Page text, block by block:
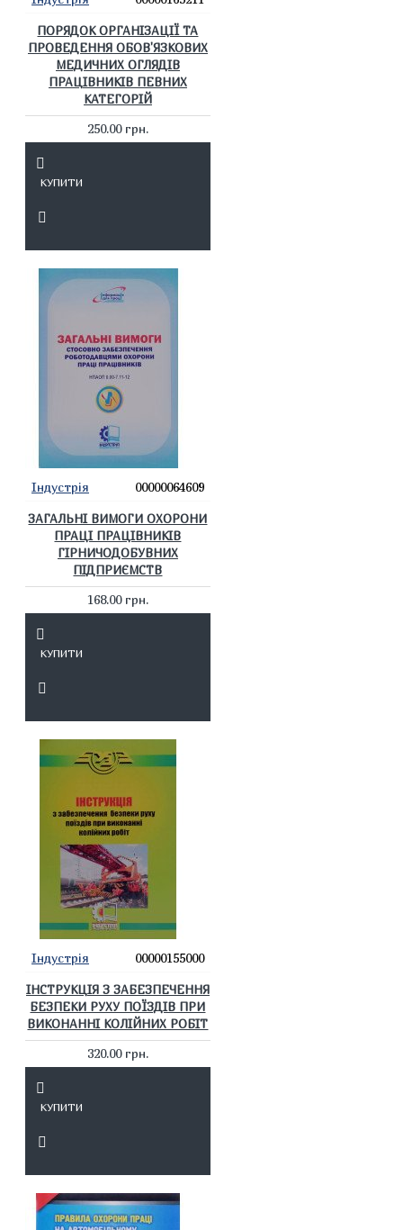
ПОРЯДОК ОРГАНІЗАЦІЇ ТА
ПРОВЕДЕННЯ ОБОВ'ЯЗКОВИХ
МЕДИЧНИХ ОГЛЯДІВ
ПРАЦІВНИКІВ ПЕВНИХ
КАТЕГОРІЙ
250.00 грн.
КУПИТИ
Індустрія 00000064609
ЗАГАЛЬНІ ВИМОГИ ОХОРОНИ
ПРАЦІ ПРАЦІВНИКІВ
ГІРНИЧОДОБУВНИХ
ПІДПРИЄМСТВ
168.00 грн.
КУПИТИ
Індустрія 00000155000
ІНСТРУКЦІЯ З ЗАБЕЗПЕЧЕННЯ
БЕЗПЕКИ РУХУ ПОЇЗДІВ ПРИ
ВИКОНАННІ КОЛІЙНИХ РОБІТ
320.00 грн.
КУПИТИ